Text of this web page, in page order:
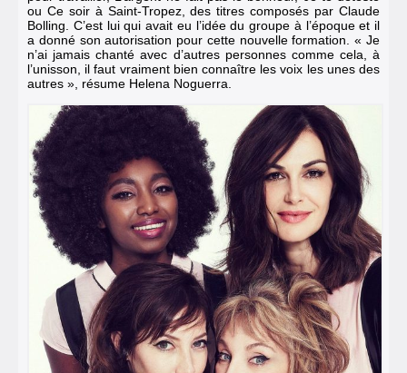
ou Ce soir à Saint-Tropez, des titres composés par Claude
Bolling. C’est lui qui avait eu l’idée du groupe à l’époque et il
a donné son autorisation pour cette nouvelle formation. « Je
n’ai jamais chanté avec d’autres personnes comme cela, à
l’unisson, il faut vraiment bien connaître les voix les unes des
autres », résume Helena Noguerra.